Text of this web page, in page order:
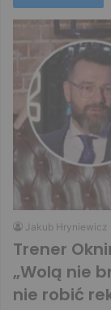
Jakub Hryniewicz
Trener
„Wolą nie
nie robić